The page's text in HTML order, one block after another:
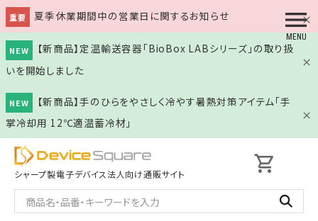
重要 夏季休業期間中の営業日に関するお知らせ
NEW
【新商品】定温輸送容器「BioBox LABシリーズ」の取り扱
いを開始しました
NEW
【新商品】手のひらをやさしく冷やす暑熱対策アイテム「手
掌冷却用 12℃適温蓄冷材」
シャープ製電子デバイス法人向け通販サイト shopping_cart